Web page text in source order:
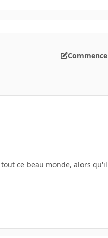
ce beau monde, alors